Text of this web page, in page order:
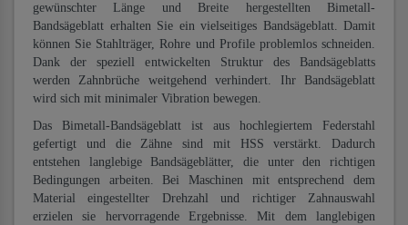
gewünschter Länge und Breite hergestellten Bimetall-
Bandsägeblatt erhalten Sie ein vielseitiges Bandsägeblatt. Damit
können Sie Stahlträger, Rohre und Profile problemlos schneiden.
Dank der speziell entwickelten Struktur des Bandsägeblatts
werden Zahnbrüche weitgehend verhindert. Ihr Bandsägeblatt
wird sich mit minimaler Vibration bewegen.
Das Bimetall-Bandsägeblatt ist aus hochlegiertem Federstahl
gefertigt und die Zähne sind mit HSS verstärkt. Dadurch
entstehen langlebige Bandsägeblätter, die unter den richtigen
Bedingungen arbeiten. Bei Maschinen mit entsprechend dem
Material eingestellter Drehzahl und richtiger Zahnauswahl
erzielen sie hervorragende Ergebnisse. Mit dem langlebigen